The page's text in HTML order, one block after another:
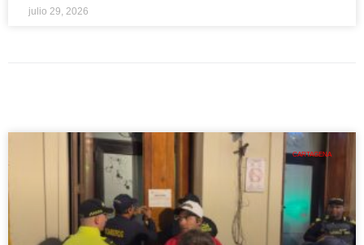
julio 29, 2026
CARTAGENA